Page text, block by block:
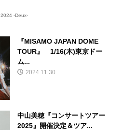
-Deux-
『MISAMO JAPAN DOME
TOUR』 1/16(木)東京ドー
ム...
2024.11.30
中山美穂『コンサートツアー
2025』開催決定＆ツア...